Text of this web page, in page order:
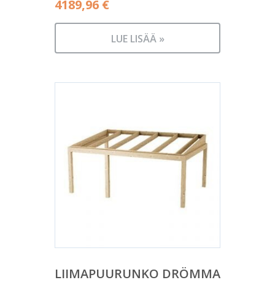
4189,96 €
LUE LISÄÄ »
LIIMAPUURUNKO DRÖMMA